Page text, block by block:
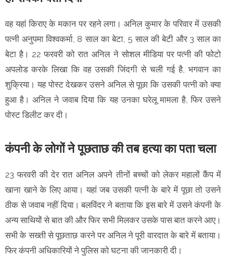
वह यहां किराए के मकान पर रहने लगा। अनिल कुमार के परिवार में उसकी
पत्नी अनुपमा विश्वकर्मा, 8 साल का बेटा, 5 साल की बेटी और 3 साल का
बेटा है। 22 फरवरी को रात अनिल ने सोशल मीडिया पर पत्नी की फोटो
अपलोड करके लिखा कि वह उसकी जिंदगी से चली गई है, भगवान का
शुक्रिया। यह पोस्ट देखकर उसने अनिल से पूछा कि उसकी पत्नी को क्या
हुआ है। अनिल ने जवाब दिया कि यह उनका घरेलू मामला है, फिर उसने
पोस्ट डिलीट कर दी।
कंपनी के लोगों ने पूछताछ की तब हत्या का पता चला
23 फरवरी की देर रात अनिल अपने तीनों बच्चों को लेकर महालों कैंप में
खाना खाने के लिए आया। यहां जब उसकी पत्नी के बारे में पूछा तो उसने
ठीक से जवाब नहीं दिया। बलविंदर ने बताया कि इस बारे में उसने कंपनी के
अन्य साथियों से बात की और फिर सभी मिलकर उसके पास बात करने आए।
सभी के सख्ती से पूछताछ करने पर अनिल ने पूरी वारदात के बारे में बताया।
फिर कंपनी अधिकारियों ने पुलिस को घटना की जानकारी दी।